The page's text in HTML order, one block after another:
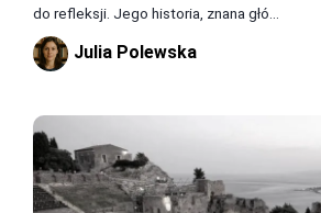
do refleksji. Jego historia, znana głó...
Julia Polewska